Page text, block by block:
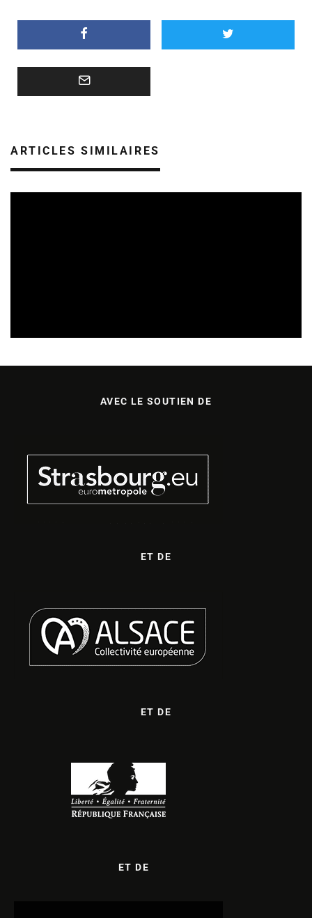
ARTICLES SIMILAIRES
AVEC LE SOUTIEN DE
ET DE
ET DE
ET DE